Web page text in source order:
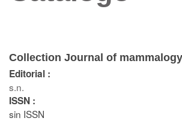
Collection Journal of
Editorial :
s.n.
ISSN :
sin ISSN